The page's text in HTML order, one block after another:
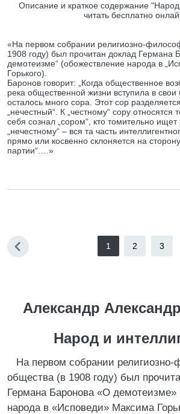
Описание и краткое содержание
читать бесплатно
«На первом собрании религиозно-
1908 году) был прочитан доклад Германа
демотеизме“ (обожествление народа в
Горького).
Баронов говорит: „Когда общественное
река общественной жизни вступила в свои
осталось много сора. Этот сор
„нечестный“. К „честному“ сору относятся
себя сознал „сором“, кто томительно ищет
„нечестному“ – вся та часть
прямо или косвенно склоняется на
партии“.…»
1 2 3
Александр
Народ и
На первом собрании религиозно-
общества (в 1908 году) был
Германа Баронова «О демотеизме»
народа в «Исповеди» Максима